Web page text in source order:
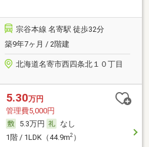
宗谷本線 名寄駅 徒歩32分
築9年7ヶ月 / 2階建
北海道名寄市西四条北１０丁目
5.30万円
管理費5,000円
5.3万円
なし
1階 / 1LDK（44.9m2）